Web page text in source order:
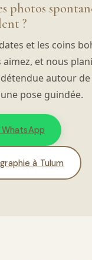
photos
?
et les coins
aimez, et nous
autour
pose guindée.
WhatsApp
à Tulum